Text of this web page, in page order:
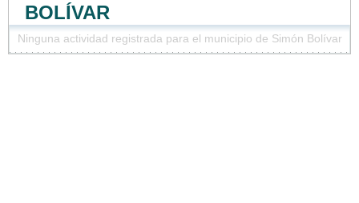
BOLÍVAR
Ninguna actividad registrada para el municipio de Simón Bolívar